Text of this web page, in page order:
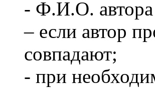
- Ф.И.О. автора
– если автор
совпадают;
- при